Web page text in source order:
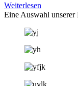
Weiterlesen
Eine Auswahl unserer